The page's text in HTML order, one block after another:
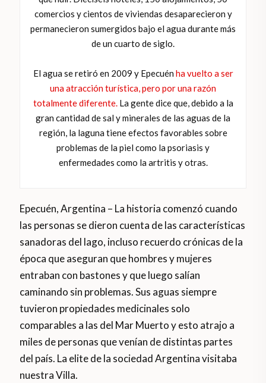
comercios y cientos de viviendas desaparecieron y
permanecieron sumergidos bajo el agua durante más
de un cuarto de siglo.
El agua se retiró en 2009 y Epecuén ha vuelto a ser
una atracción turística, pero por una razón
totalmente diferente. La gente dice que, debido a la
gran cantidad de sal y minerales de las aguas de la
región, la laguna tiene efectos favorables sobre
problemas de la piel como la psoriasis y
enfermedades como la artritis y otras.
Epecuén, Argentina – La historia comenzó cuando
las personas se dieron cuenta de las características
sanadoras del lago, incluso recuerdo crónicas de la
época que aseguran que hombres y mujeres
entraban con bastones y que luego salían
caminando sin problemas. Sus aguas siempre
tuvieron propiedades medicinales solo
comparables a las del Mar Muerto y esto atrajo a
miles de personas que venían de distintas partes
del país. La elite de la sociedad Argentina visitaba
nuestra Villa.